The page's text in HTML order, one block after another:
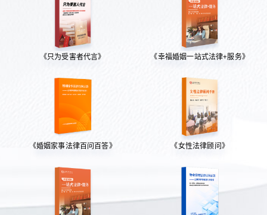
《只为受害者代言》 《幸福婚姻一站式法律+服务》
《婚姻家事法律百问百答》 《女性法律顾问》